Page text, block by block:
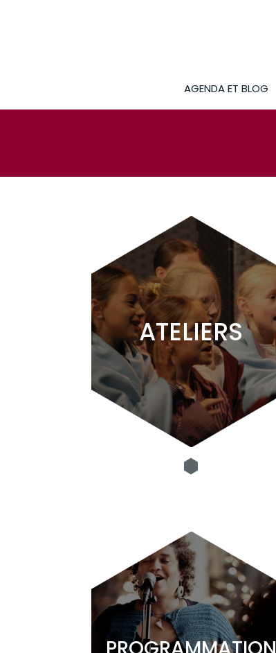
AGENDA ET BLOG
ATELIERS